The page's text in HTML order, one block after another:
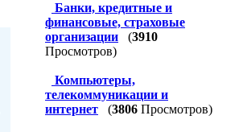
Банки, кредитные и
финансовые, страховые
организации
(3910
Просмотров)
Компьютеры,
телекоммуникации и
интернет
(3806 Просмотров)